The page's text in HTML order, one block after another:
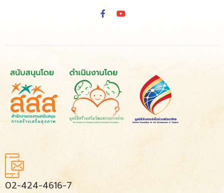
02-424-4616-7